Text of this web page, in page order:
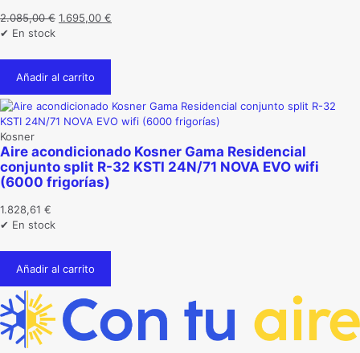
2.085,00€ El
era:
2.085,00 €.
1.695,00 €
✔ En stock
Añadir al carrito
Kosner
Aire acondicionado Kosner Gama Residencial
conjunto split R-32 KSTI 24N/71 NOVA EVO wifi
(6000 frigorías)
1.828,61 €
✔ En stock
Añadir al carrito